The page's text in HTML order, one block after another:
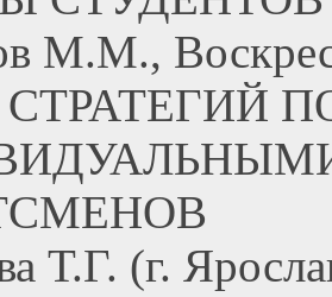
М.М.,
СТРАТЕГИЙ
Т.Г. (г.